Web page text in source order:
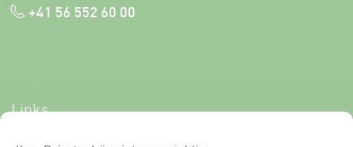
+41 56 552 60 00
Links